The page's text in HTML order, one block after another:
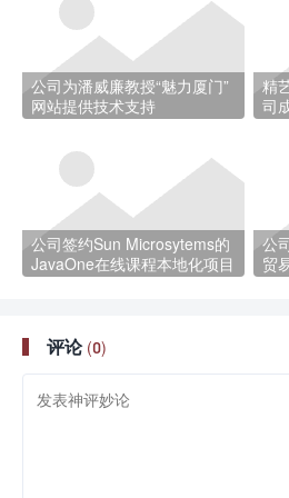
公司为潘威廉教授“魅力厦门”
网站提供技术支持
精
司
公司签约Sun Microsytems的
JavaOne在线课程本地化项目
公
贸
评论 (0)